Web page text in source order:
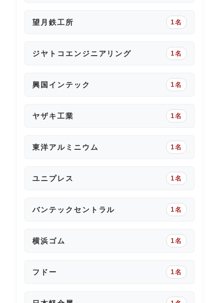
望月鉄工所 1名
ジヤトコエンジニアリング 1名
興国インテック 1名
ヤザキ工業 1名
東洋アルミニウム 1名
ユニプレス 1名
バンテックセントラル 1名
横浜ゴム 1名
フドー 1名